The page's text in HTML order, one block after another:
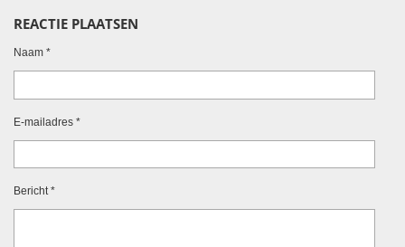
e
n
l
r
e
e
n
REACTIE PLAATSEN
Naam *
E-mailadres *
Bericht *